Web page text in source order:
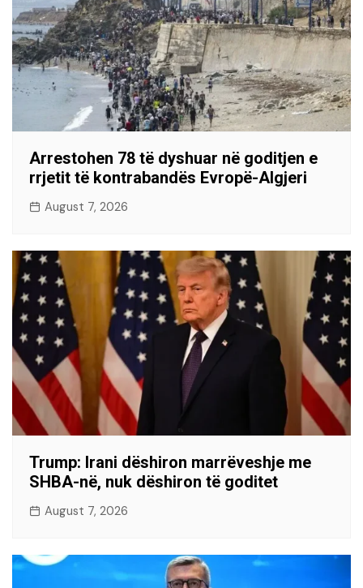
Arrestohen 78 të dyshuar në goditjen e
rrjetit të kontrabandës Evropë-Algjeri
August 7, 2026
Trump: Irani dëshiron marrëveshje me
SHBA-në, nuk dëshiron të goditet
August 7, 2026